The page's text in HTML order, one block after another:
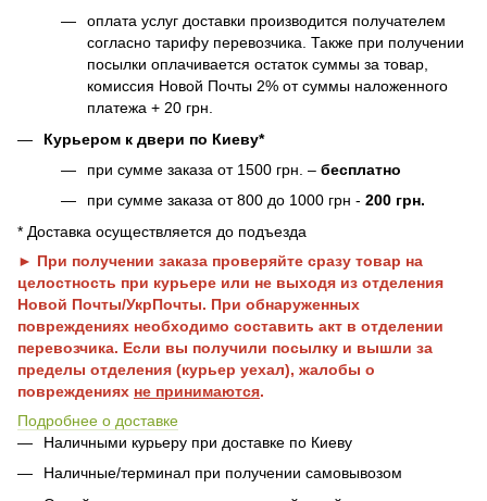
оплата услуг доставки производится получателем
согласно тарифу перевозчика. Также при получении
посылки оплачивается остаток суммы за товар,
комиссия Новой Почты 2% от суммы наложенного
платежа + 20 грн.
Курьером к двери по Киеву*
при сумме заказа от 1500 грн. – бесплатно
при сумме заказа от 800 до 1000 грн - 200 грн.
* Доставка осуществляется до подъезда
► При получении заказа проверяйте сразу товар на
целостность при курьере или не выходя из отделения
Новой Почты/УкрПочты. При обнаруженных
повреждениях необходимо составить акт в отделении
перевозчика. Если вы получили посылку и вышли за
пределы отделения (курьер уехал), жалобы о
повреждениях не принимаются.
Подробнее о доставке
Наличными курьеру при доставке по Киеву
Наличные/терминал при получении самовывозом